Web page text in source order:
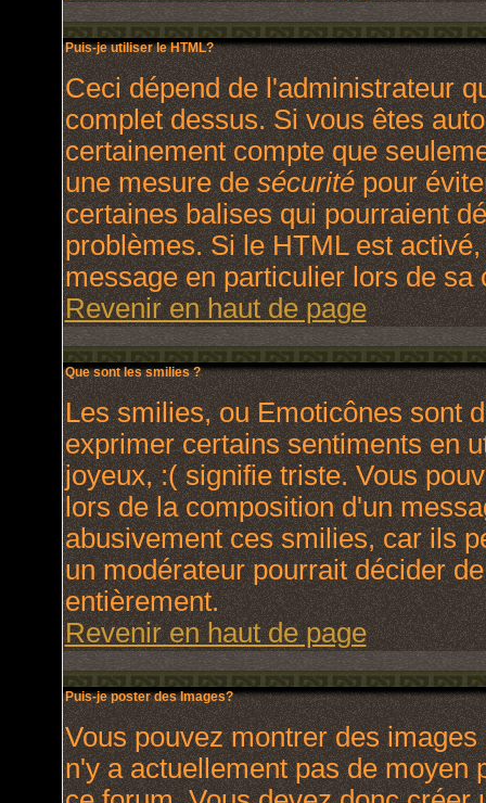
Puis-je utiliser le HTML?
Ceci dépend de l'administrateur
complet dessus. Si vous êtes
certainement compte que
une mesure desécuritépour
certaines balises qui pourraient
problèmes. Si le HTML est
message en particulier lors de sa
Revenir en haut de page
Que sont les smilies ?
Les smilies, ou Emoticônes sont
exprimer certains sentiments en
joyeux, :( signifie triste. Vous
lors de la composition d'un
abusivement ces smilies, car ils
un modérateur pourrait décider
entièrement.
Revenir en haut de page
Puis-je poster des Images?
Vous pouvez montrer des
n'y a actuellement pas de moyen